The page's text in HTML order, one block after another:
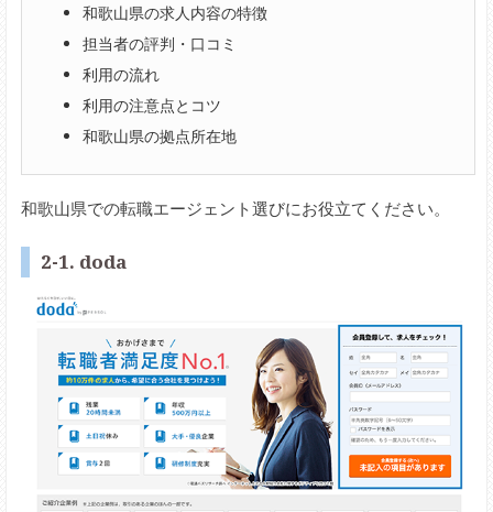
和歌山県の求人内容の特徴
担当者の評判・口コミ
利用の流れ
利用の注意点とコツ
和歌山県の拠点所在地
和歌山県での転職エージェント選びにお役立てください。
2-1. doda